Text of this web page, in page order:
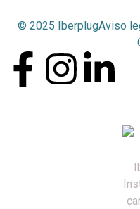
© 2025 IberplugAviso